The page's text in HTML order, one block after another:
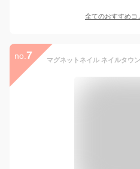
全てのおすすめコ
no. 7